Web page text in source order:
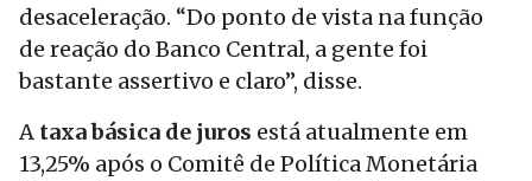
desaceleração. “Do ponto de vista na função
de reação do Banco Central, a gente foi
bastante assertivo e claro”, disse.
A taxa básica de juros está atualmente em
13,25% após o Comitê de Política Monetária